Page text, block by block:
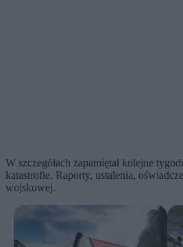
W szczegółach zapamiętał kolejne
katastrofie. Raporty, ustalenia,
wojskowej.